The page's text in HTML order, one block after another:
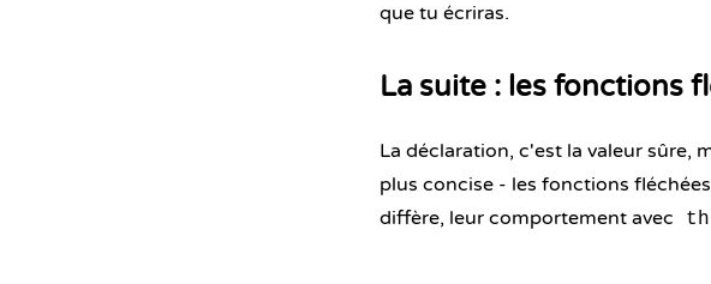
que tu écriras.
La suite : les fonctions
La déclaration, c'est la valeur sûre,
plus concise - les fonctions
diffère, leur comportement avec